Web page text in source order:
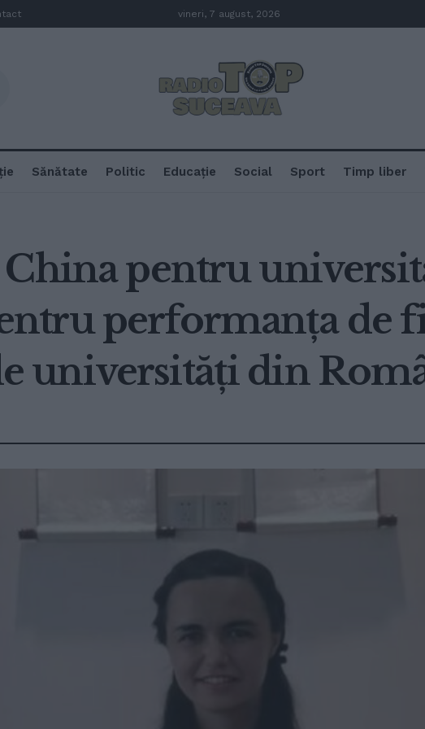
vineri, 7 august, 2026
Sănătate Politic Educație Social Sport Timp liber
pentru
performanța de
universități din